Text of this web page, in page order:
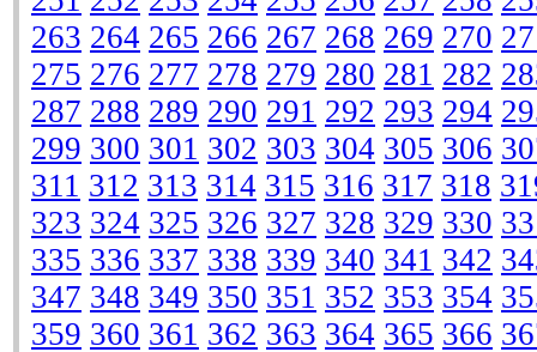
263 264 265 266 267 268 269 270
275 276 277 278 279 280 281 282
287 288 289 290 291 292 293 294
299 300 301 302 303 304 305 306
311 312 313 314 315 316 317 318
323 324 325 326 327 328 329 330
335 336 337 338 339 340 341 342
347 348 349 350 351 352 353 354
359 360 361 362 363 364 365 366